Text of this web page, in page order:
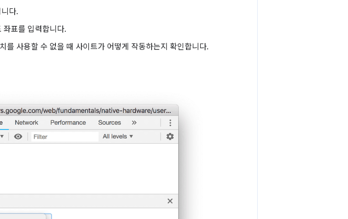
다.
좌표를 입력합니다.
를 사용할 수 없을 때 사이트가 어떻게 작동하는지 확인합니다.